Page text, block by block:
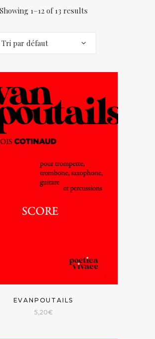
Showing 1–12 of 13 results
Tri par défaut
EVANPOUTAILS
5,20€